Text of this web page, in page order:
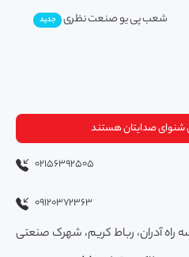
شعب پی یو صنعت نظری جدید
شنوای صدایتان هستند
02156392505
09120372363
راه آدران، رباط کریم، شهرک صنعتی